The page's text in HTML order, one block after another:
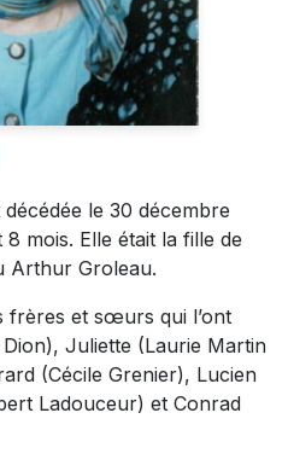
le 30 décembre
8 mois. Elle était la fille de
Arthur Groleau.
frères et sœurs qui l’ont
Juliette (Laurie Martin
(Cécile Grenier), Lucien
Ladouceur) et Conrad